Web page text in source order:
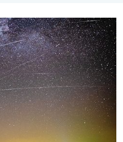
alcanza su punto álgido.